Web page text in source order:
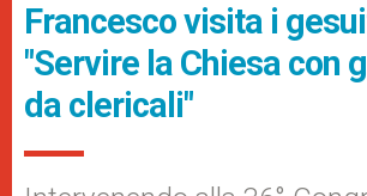
Francesco visita i
"Servire la Chiesa con
da clericali"